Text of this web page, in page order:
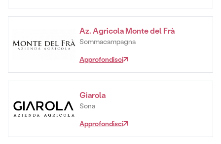
Az. Agricola Monte del Frà
Sommacampagna
Approfondisci
Giarola
Sona
Approfondisci